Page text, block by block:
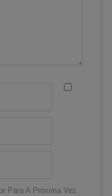
Para A Próxima Vez